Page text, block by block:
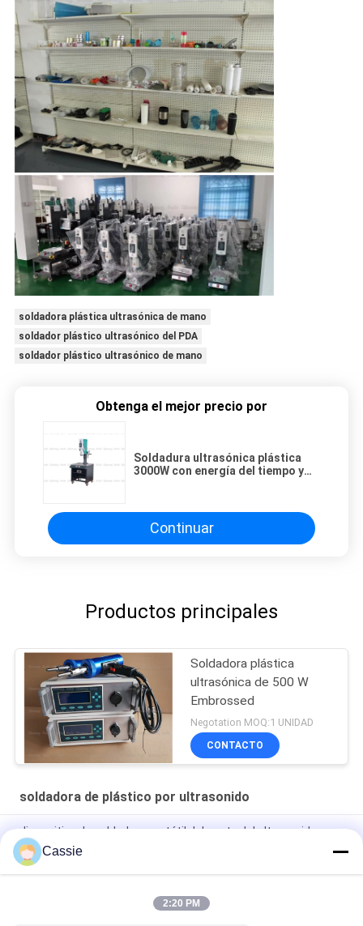
soldadora plástica ultrasónica de mano
soldador plástico ultrasónico del PDA
soldador plástico ultrasónico de mano
Obtenga el mejor precio por
Soldadura ultrasónica plástica
3000W con energía del tiempo y
Continuar
Productos principales
Soldadora plástica
ultrasónica de 500 W
Embrossed
Negotation MOQ:1 UNIDAD
CONTACTO
soldadora de plástico por ultrasonido
dispositivo de soldadura portátil del punto del ultrasonido
35Khz con el sistema de control del modo del tiempo
Cabeza de aluminio del punto de Digitaces 28khz del titanio
Cassie
2:20 PM